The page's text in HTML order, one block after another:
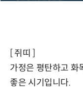
[ 쥐띠 ]
가정은 평탄하고 화
좋은 시기입니다.